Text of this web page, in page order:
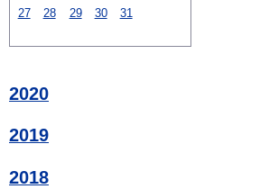
27
28 29 30 31
2020
2019
2018